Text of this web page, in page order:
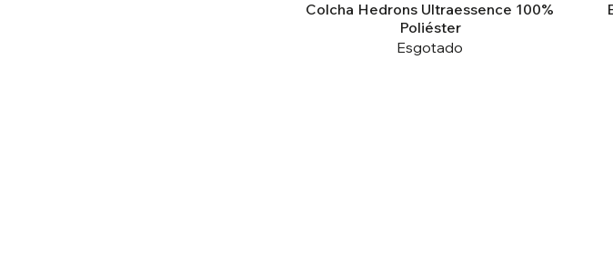
Colcha Hedrons Ultraessence 100%
Poliéster
Esgotado